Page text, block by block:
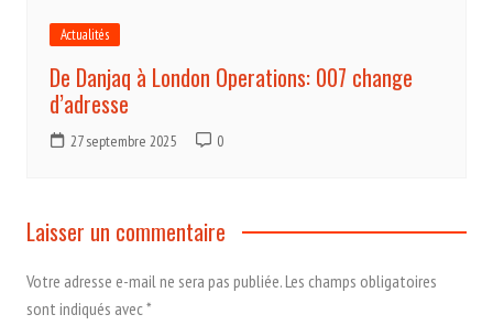
Actualités
De Danjaq à London Operations: 007 change
d’adresse
27 septembre 2025 0
Laisser un commentaire
Votre adresse e-mail ne sera pas publiée.Les champs obligatoires
sont indiqués avec*